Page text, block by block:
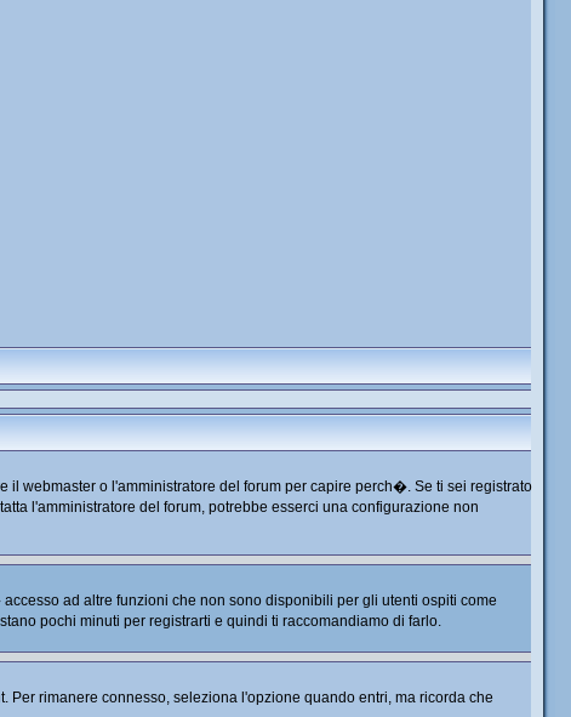
webmaster o l'amministratore del forum per capire perch�. Se ti sei registrato
l'amministratore del forum, potrebbe esserci una configurazione non
ad altre funzioni che non sono disponibili per gli utenti ospiti come
pochi minuti per registrarti e quindi ti raccomandiamo di farlo.
rimanere connesso, seleziona l'opzione quando entri, ma ricorda che